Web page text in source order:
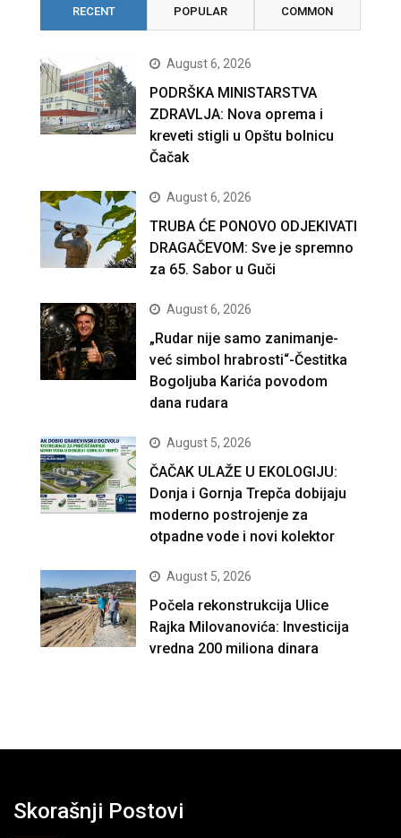
RECENT POPULAR COMMON
August 6, 2026
PODRŠKA MINISTARSTVA
ZDRAVLJA: Nova oprema i
kreveti stigli u Opštu bolnicu
Čačak
August 6, 2026
TRUBA ĆE PONOVO ODJEKIVATI
DRAGAČEVOM: Sve je spremno
za 65. Sabor u Guči
August 6, 2026
„Rudar nije samo zanimanje-
već simbol hrabrosti“-Čestitka
Bogoljuba Karića povodom
dana rudara
August 5, 2026
ČAČAK ULAŽE U EKOLOGIJU:
Donja i Gornja Trepča dobijaju
moderno postrojenje za
otpadne vode i novi kolektor
August 5, 2026
Počela rekonstrukcija Ulice
Rajka Milovanovića: Investicija
vredna 200 miliona dinara
Skorašnji Postovi